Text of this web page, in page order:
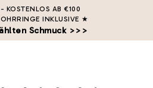
KOSTENLOS AB €100
INKLUSIVE ★
Schmuck >>>